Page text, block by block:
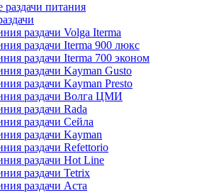
раздачи питания
раздачи Volga Iterma
раздачи Iterma 900 люкс
раздачи Iterma 700 эконом
раздачи Kayman Gusto
раздачи Kayman Presto
раздачи Волга ЦМИ
раздачи Rada
раздачи Сейла
раздачи Kayman
раздачи Refettorio
раздачи Hot Line
раздачи Tetrix
раздачи Аста